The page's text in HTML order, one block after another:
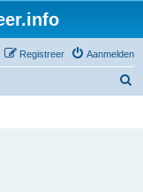
Aanmelden
Registreer